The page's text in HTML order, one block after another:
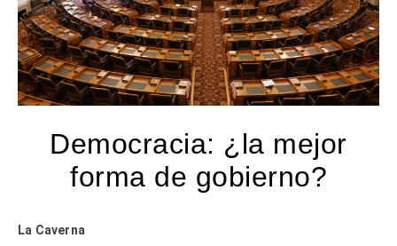
Democracia: ¿la mejor
forma de gobierno?
La Caverna